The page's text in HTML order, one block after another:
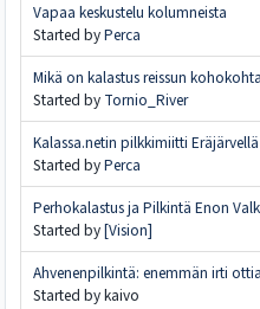
Vapaa keskustelu kolumneista
Started byPerca
Mikä on kalastus reissun
Started by Tornio_River
Kalassa.netin pilkkimiitti
Started byPerca
Perhokalastus ja Pilkintä Enon
Started by[Vision]
Ahvenenpilkintä: enemmän irti
Started by kaivo